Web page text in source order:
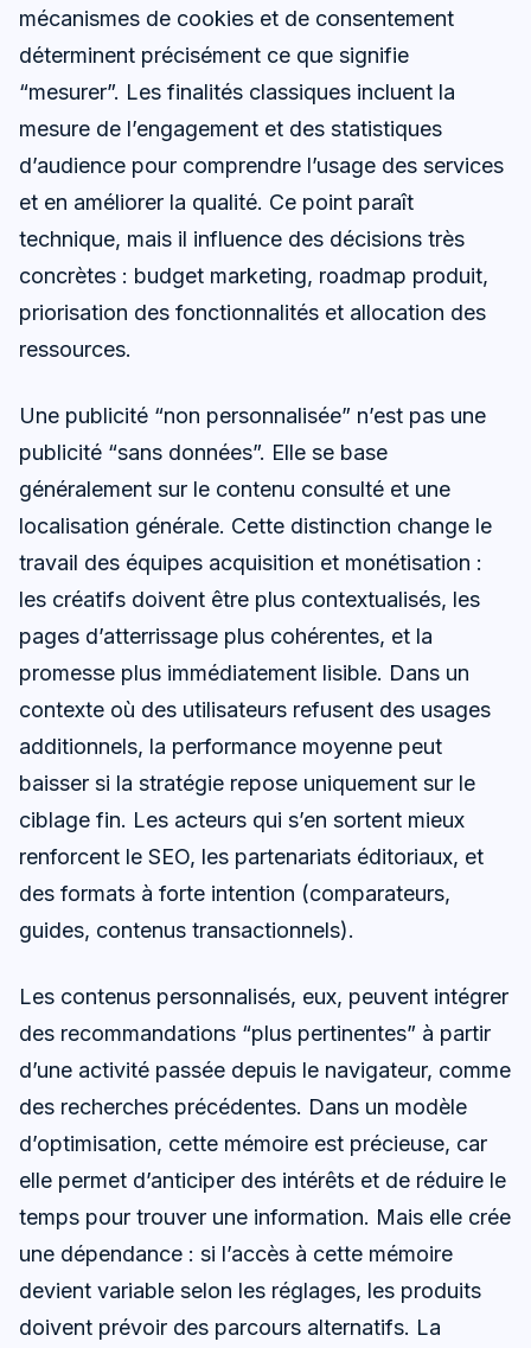
mécanismes de cookies et de consentement
déterminent précisément ce que signifie
“mesurer”. Les finalités classiques incluent la
mesure de l’engagement et des statistiques
d’audience pour comprendre l’usage des services
et en améliorer la qualité. Ce point paraît
technique, mais il influence des décisions très
concrètes : budget marketing, roadmap produit,
priorisation des fonctionnalités et allocation des
ressources.
Une publicité “non personnalisée” n’est pas une
publicité “sans données”. Elle se base
généralement sur le contenu consulté et une
localisation générale. Cette distinction change le
travail des équipes acquisition et monétisation :
les créatifs doivent être plus contextualisés, les
pages d’atterrissage plus cohérentes, et la
promesse plus immédiatement lisible. Dans un
contexte où des utilisateurs refusent des usages
additionnels, la performance moyenne peut
baisser si la stratégie repose uniquement sur le
ciblage fin. Les acteurs qui s’en sortent mieux
renforcent le SEO, les partenariats éditoriaux, et
des formats à forte intention (comparateurs,
guides, contenus transactionnels).
Les contenus personnalisés, eux, peuvent intégrer
des recommandations “plus pertinentes” à partir
d’une activité passée depuis le navigateur, comme
des recherches précédentes. Dans un modèle
d’optimisation, cette mémoire est précieuse, car
elle permet d’anticiper des intérêts et de réduire le
temps pour trouver une information. Mais elle crée
une dépendance : si l’accès à cette mémoire
devient variable selon les réglages, les produits
doivent prévoir des parcours alternatifs. La